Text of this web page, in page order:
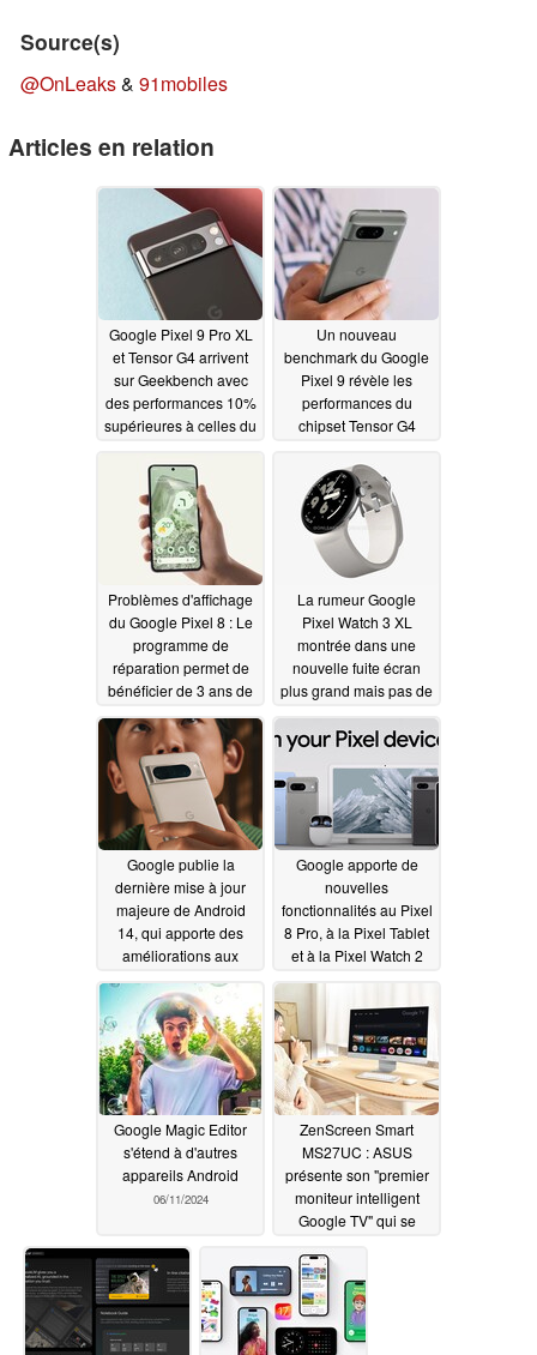
Source(s)
@OnLeaks& 91mobiles
Articles en relation
Google Pixel 9 Pro XL
et Tensor G4 arrivent
sur Geekbench avec
des performances 10%
supérieures à celles du
Un nouveau
benchmark du Google
Pixel 9 révèle les
performances du
chipset Tensor G4
Problèmes d'affichage
du Google Pixel 8 : Le
programme de
réparation permet de
bénéficier de 3 ans de
06/15/2024
La rumeur Google
Pixel Watch 3 XL
montrée dans une
nouvelle fuite écran
plus grand mais pas de
bracelets existants
Google publie la
dernière mise à jour
majeure de Android
14, qui apporte des
améliorations aux
06/12/2024
Google apporte de
nouvelles
fonctionnalités au Pixel
8 Pro, à la Pixel Tablet
et à la Pixel Watch 2
Google Magic Editor
s'étend à d'autres
appareils Android
06/11/2024
ZenScreen Smart
MS27UC : ASUS
présente son "premier
moniteur intelligent
Google TV" qui se
bureau 4K